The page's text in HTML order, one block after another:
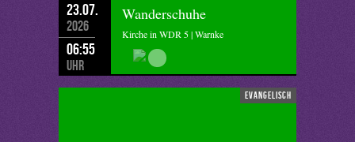
23.07.
2026
06:55
Uhr
Wanderschuhe
Kirche in WDR 5 | Warnke
evangelisch